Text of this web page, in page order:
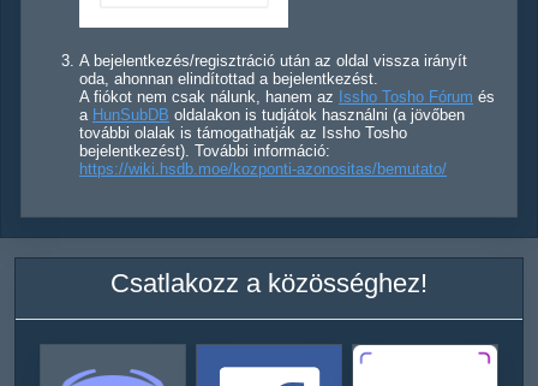
A bejelentkezés/regisztráció után az oldal vissza irányít
oda, ahonnan elindítottad a bejelentkezést.
A fiókot nem csak nálunk, hanem az Issho Tosho Fórum és
a HunSubDB oldalakon is tudjátok használni (a jövőben
további olalak is támogathatják az Issho Tosho
bejelentkezést). További információ:
https://wiki.hsdb.moe/kozponti-azonositas/bemutato/
Csatlakozz a közösséghez!